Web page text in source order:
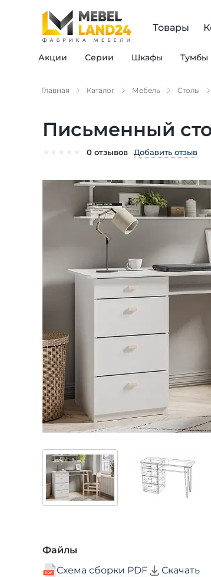
Товары
Акции Серии Шкафы Тумбы
Главная Каталог Мебель Столы
Письменный
0 отзывов Добавить отзыв
Файлы
Схема сборки PDF
Скачать